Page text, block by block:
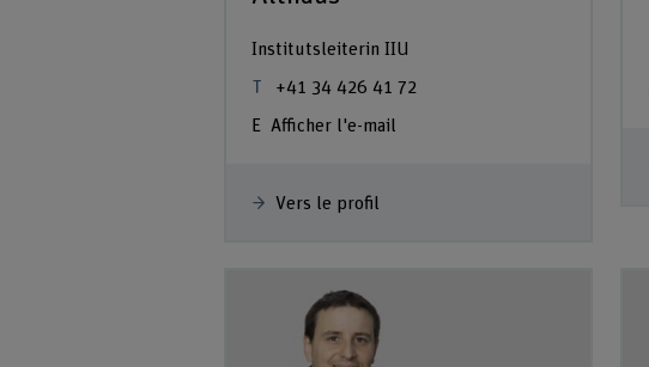
Institutsleiterin IIU
+41 34 426 41 72
Afficher l'e-mail
Vers le profil